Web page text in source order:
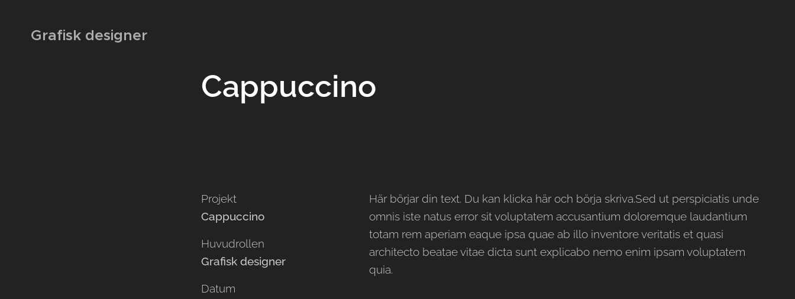
Grafisk designer
Cappuccino
Projekt
Cappuccino
Huvudrollen
Grafisk designer
Datum
Här börjar din text. Du kan klicka här och börja skriva.Sed ut perspiciatis unde
omnis iste natus error sit voluptatem accusantium doloremque laudantium
totam rem aperiam eaque ipsa quae ab illo inventore veritatis et quasi
architecto beatae vitae dicta sunt explicabo nemo enim ipsam voluptatem
quia.